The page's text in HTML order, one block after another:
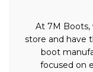
At 7M Boots,
store and have
boot
focused on